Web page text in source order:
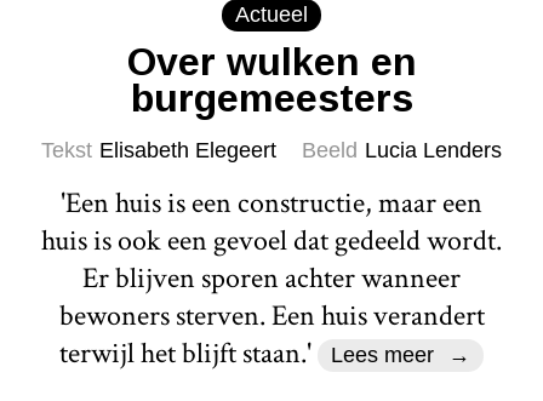
Actueel
Over wulken en
burgemeesters
Tekst Elisabeth Elegeert Beeld Lucia Lenders
'Een huis is een constructie, maar een
huis is ook een gevoel dat gedeeld wordt.
Er blijven sporen achter wanneer
bewoners sterven. Een huis verandert
terwijl het blijft staan.'
Lees meer